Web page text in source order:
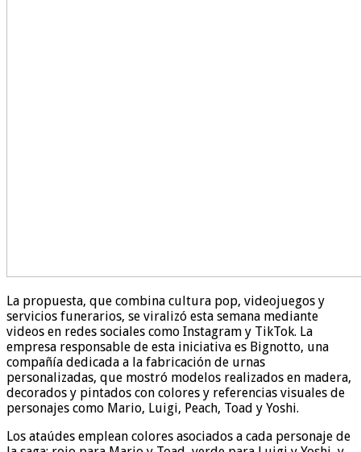
La propuesta, que combina cultura pop, videojuegos y
servicios funerarios, se viralizó esta semana mediante
videos en redes sociales como Instagram y TikTok. La
empresa responsable de esta iniciativa es Bignotto, una
compañía dedicada a la fabricación de urnas
personalizadas, que mostró modelos realizados en madera,
decorados y pintados con colores y referencias visuales de
personajes como Mario, Luigi, Peach, Toad y Yoshi.
Los ataúdes emplean colores asociados a cada personaje de